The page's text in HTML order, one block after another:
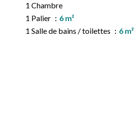
1 Chambre
1 Palier
6 m²
1 Salle de bains / toilettes
6 m²